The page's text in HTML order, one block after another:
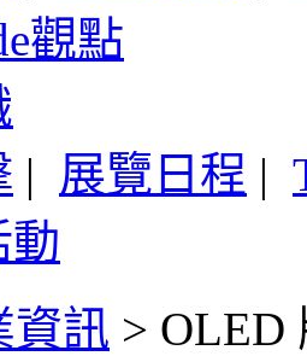
觀點
| 展覽日程 |
動
資訊 > OLED